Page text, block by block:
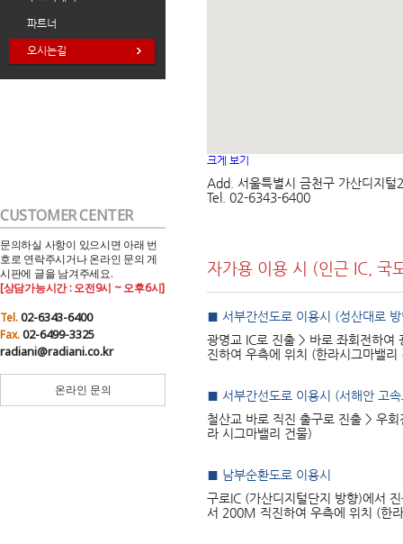
파트너
오시는길
CUSTOMER CENTER
문의하실 사항이 있으시면 아래 번
호로 연락주시거나 온라인 문의 게
시판에 글을 남겨주세요.
[상담가능시간 : 오전9시 ~ 오후6시]
Tel.02-6343-6400
Fax.02-6499-3325
radiani@radiani.co.kr
온라인 문의
크게 보기
Add. 서울특별시 금천구 가산디지
Tel. 02-6343-6400
자가용 이용 시 (인근 IC, 국
■ 서부간선도로 이용시 (성산대로
광명교 IC로 진출 > 바로 좌회전하
진하여 우측에 위치 (한라시그마밸리
■ 서부간선도로 이용시 (서해안 고
철산교 바로 직진 출구로 진출 > 우
라 시그마밸리 건물)
■ 남부순환도로 이용시
구로IC (가산디지털단지 방향)에서
서 200M 직진하여 우측에 위치 (한